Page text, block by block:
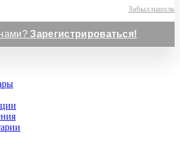
Забыл пароль
Зарегистрироваться!